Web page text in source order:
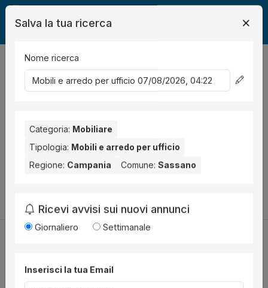
Legalmente Mobili
Mobili e arredo per ufficio
Nessun risultato per il Comune selezionato:
risultato per la Provincia selezionata:
Salerno
Prova a modificare i parametri di ricerca:
Utilità
Salva la tua ricerca
Nome ricerca
Categoria: Mobiliare
Tipologia: Mobili e arredo per ufficio
Regione: Campania Comune: Sassano
Ricevi avvisi sui nuovi annunci
Giornaliero Settimanale
Inserisci la tua Email